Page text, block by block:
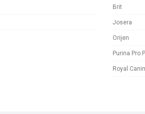
Brit
Josera
Orijen
Purina Pro
Royal Canin